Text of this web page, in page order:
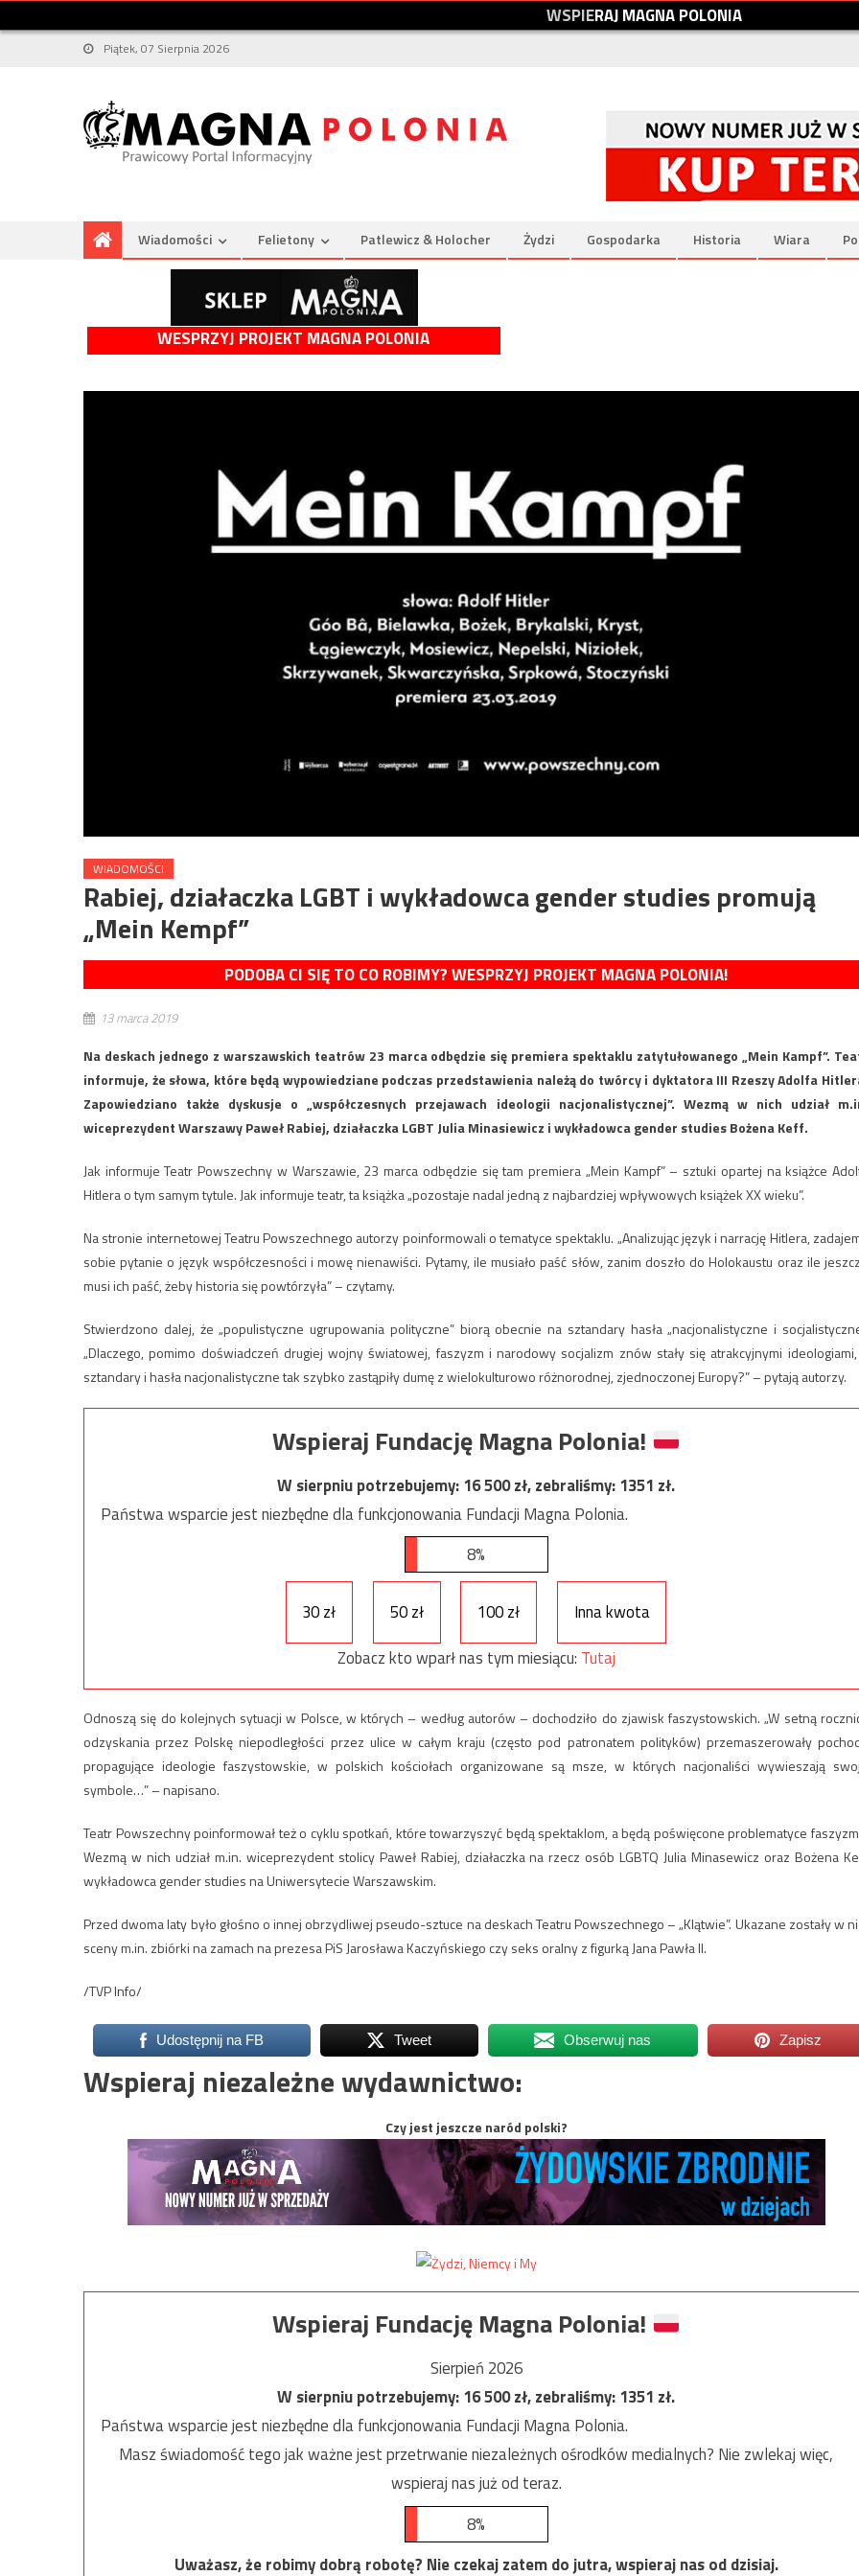
WSPIERAJMAGNAPOLONIA
Piątek, 07 Sierpnia 2026
Wiadomości Felietony Patlewicz & Holocher Żydzi Gospodarka Historia Wiara
WESPRZYJ PROJEKT MAGNA POLONIA
WIADOMOŚCI
Rabiej, działaczka LGBT i wykładowca gender studies promują
„Mein Kempf”
PODOBA CI SIĘ TO CO ROBIMY? WESPRZYJ PROJEKT MAGNA POLONIA!
13 marca 2019
Na deskach jednego z warszawskich teatrów 23 marca odbędzie się premiera spektaklu zatytułowanego „Mein Kampf”.
informuje, że słowa, które będą wypowiedziane podczas przedstawienia należą do twórcy i dyktatora III Rzeszy Adolfa
Zapowiedziano także dyskusje o „współczesnych przejawach ideologii nacjonalistycznej”. Wezmą w nich udział
wiceprezydent Warszawy Paweł Rabiej, działaczka LGBT Julia Minasiewicz i wykładowca gender studies Bożena Keff.
Jak informuje Teatr Powszechny w Warszawie, 23 marca odbędzie się tam premiera „Mein Kampf” – sztuki opartej na książce
Hitlera o tym samym tytule. Jak informuje teatr, ta książka „pozostaje nadal jedną z najbardziej wpływowych książek XX wieku”.
Na stronie internetowej Teatru Powszechnego autorzy poinformowali o tematyce spektaklu. „Analizując język i narrację Hitlera,
sobie pytanie o język współczesności i mowę nienawiści. Pytamy, ile musiało paść słów, zanim doszło do Holokaustu oraz ile
musi ich paść, żeby historia się powtórzyła” – czytamy.
Stwierdzono dalej, że „populistyczne ugrupowania polityczne” biorą obecnie na sztandary hasła „nacjonalistyczne i
„Dlaczego, pomimo doświadczeń drugiej wojny światowej, faszyzm i narodowy socjalizm znów stały się atrakcyjnymi
sztandary i hasła nacjonalistyczne tak szybko zastąpiły dumę z wielokulturowo różnorodnej, zjednoczonej Europy?” – pytają autorzy.
Wspieraj Fundację Magna Polonia!
W sierpniu potrzebujemy:16 500zł, zebraliśmy:1351 zł.
Państwa wsparcie jest niezbędne dla funkcjonowania Fundacji Magna Polonia.
8%
30 zł 50 zł 100 zł
Inna kwota
Zobacz kto wparł nas tym miesiącu: Tutaj
Odnoszą się do kolejnych sytuacji w Polsce, w których – według autorów – dochodziło do zjawisk faszystowskich. „W setną
odzyskania przez Polskę niepodległości przez ulice w całym kraju (często pod patronatem polityków) przemaszerowały
propagujące ideologie faszystowskie, w polskich kościołach organizowane są msze, w których nacjonaliści wywieszają
symbole…” – napisano.
Teatr Powszechny poinformował też o cyklu spotkań, które towarzyszyć będą spektaklom, a będą poświęcone problematyce
Wezmą w nich udział m.in. wiceprezydent stolicy Paweł Rabiej, działaczka na rzecz osób LGBTQ Julia Minasewicz oraz Bożena
wykładowca gender studies na Uniwersytecie Warszawskim.
Przed dwoma laty było głośno o innej obrzydliwej pseudo-sztuce na deskach Teatru Powszechnego – „Klątwie”. Ukazane zostały w
sceny m.in. zbiórki na zamach na prezesa PiS Jarosława Kaczyńskiego czy seks oralny z figurką Jana Pawła II.
/TVP Info/
Udostępnij na FB Tweet Obserwuj nas Zapisz
Wspieraj niezależne wydawnictwo:
Czy jest jeszcze naród polski?
Wspieraj Fundację Magna Polonia!
Sierpień 2026
W sierpniu potrzebujemy:16 500zł, zebraliśmy:1351 zł.
Państwa wsparcie jest niezbędne dla funkcjonowania Fundacji Magna Polonia.
Masz świadomość tego jak ważne jest przetrwanie niezależnych ośrodków medialnych? Nie zwlekaj więc,
wspieraj nas już od teraz.
8%
Uważasz, że robimy dobrą robotę? Nie czekaj zatem do jutra, wspieraj nas od dzisiaj.